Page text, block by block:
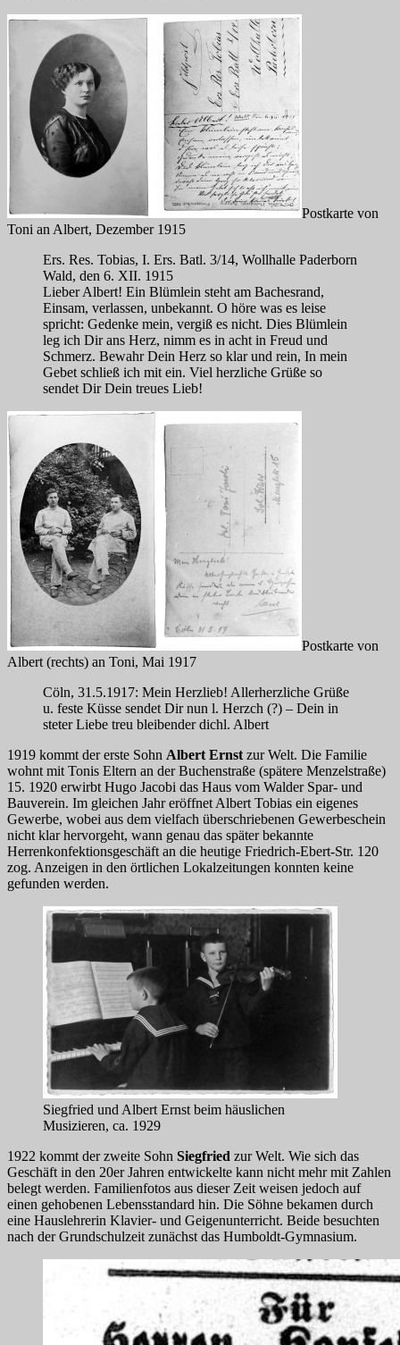
Postkarte von
Toni an Albert, Dezember 1915
Ers. Res. Tobias, I. Ers. Batl. 3/14, Wollhalle Paderborn
Wald, den 6. XII. 1915
Lieber Albert! Ein Blümlein steht am Bachesrand,
Einsam, verlassen, unbekannt. O höre was es leise
spricht: Gedenke mein, vergiß es nicht. Dies Blümlein
leg ich Dir ans Herz, nimm es in acht in Freud und
Schmerz. Bewahr Dein Herz so klar und rein, In mein
Gebet schließ ich mit ein. Viel herzliche Grüße so
sendet Dir Dein treues Lieb!
Postkarte von
Albert (rechts) an Toni, Mai 1917
Cöln, 31.5.1917: Mein Herzlieb! Allerherzliche Grüße
u. feste Küsse sendet Dir nun l. Herzch (?) – Dein in
steter Liebe treu bleibender dichl. Albert
1919 kommt der erste Sohn Albert Ernst zur Welt. Die Familie
wohnt mit Tonis Eltern an der Buchenstraße (spätere Menzelstraße)
15. 1920 erwirbt Hugo Jacobi das Haus vom Walder Spar- und
Bauverein. Im gleichen Jahr eröffnet Albert Tobias ein eigenes
Gewerbe, wobei aus dem vielfach überschriebenen Gewerbeschein
nicht klar hervorgeht, wann genau das später bekannte
Herrenkonfektionsgeschäft an die heutige Friedrich-Ebert-Str. 120
zog. Anzeigen in den örtlichen Lokalzeitungen konnten keine
gefunden werden.
Siegfried und Albert Ernst beim häuslichen
Musizieren, ca. 1929
1922 kommt der zweite Sohn Siegfried zur Welt. Wie sich das
Geschäft in den 20er Jahren entwickelte kann nicht mehr mit Zahlen
belegt werden. Familienfotos aus dieser Zeit weisen jedoch auf
einen gehobenen Lebensstandard hin. Die Söhne bekamen durch
eine Hauslehrerin Klavier- und Geigenunterricht. Beide besuchten
nach der Grundschulzeit zunächst das Humboldt-Gymnasium.